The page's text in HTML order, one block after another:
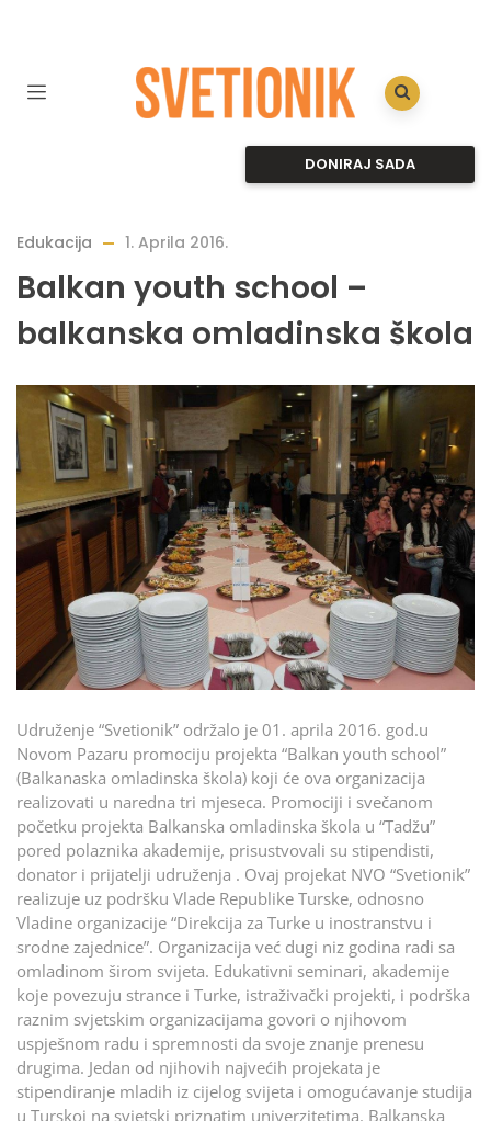
DONIRAJ SADA
Edukacija 1. Aprila 2016.
Balkan youth school –
balkanska omladinska škola
Udruženje “Svetionik” održalo je 01. aprila 2016. god.u
Novom Pazaru promociju projekta “Balkan youth school”
(Balkanaska omladinska škola) koji će ova organizacija
realizovati u naredna tri mjeseca. Promociji i svečanom
početku projekta Balkanska omladinska škola u “Tadžu”
pored polaznika akademije, prisustvovali su stipendisti,
donator i prijatelji udruženja . Ovaj projekat NVO “Svetionik”
realizuje uz podršku Vlade Republike Turske, odnosno
Vladine organizacije “Direkcija za Turke u inostranstvu i
srodne zajednice”. Organizacija već dugi niz godina radi sa
omladinom širom svijeta. Edukativni seminari, akademije
koje povezuju strance i Turke, istraživački projekti, i podrška
raznim svjetskim organizacijama govori o njihovom
uspješnom radu i spremnosti da svoje znanje prenesu
drugima. Jedan od njihovih najvećih projekata je
stipendiranje mladih iz cijelog svijeta i omogućavanje studija
u Turskoj na svjetski priznatim univerzitetima. Balkanska